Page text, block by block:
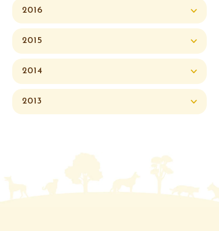
2016
2015
2014
2013